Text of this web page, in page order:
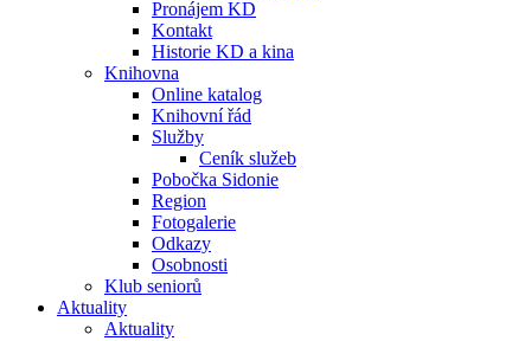
Pronájem KD
Kontakt
Historie KD a kina
Knihovna
Online katalog
Knihovní řád
Služby
Ceník služeb
Pobočka Sidonie
Region
Fotogalerie
Odkazy
Osobnosti
Klub seniorů
Aktuality
Aktuality